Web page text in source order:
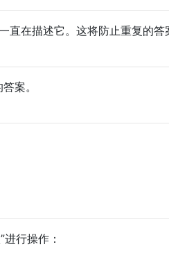
直在描述它。这将防止重复的答
案。
行操作：